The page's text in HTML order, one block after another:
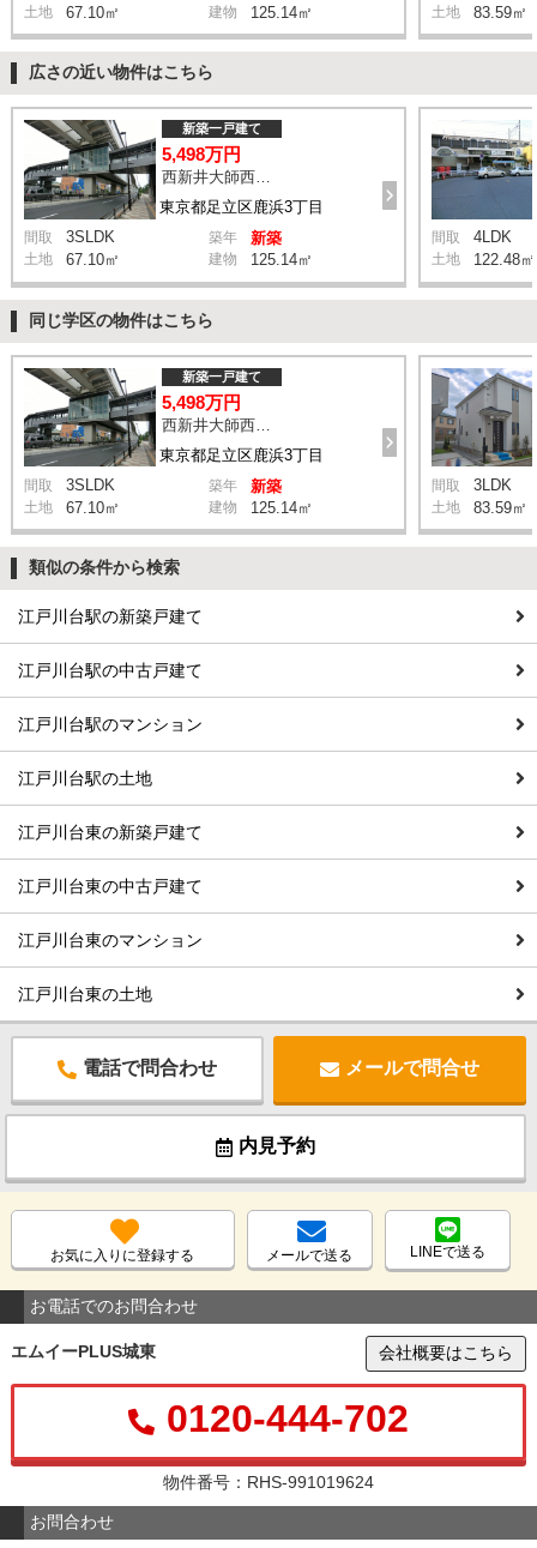
土地 67.10㎡ 建物 125.14㎡ 土地 83.59㎡
広さの近い物件はこちら
東京都足立区鹿浜3丁目
新築一戸建て
5,498万円
西新井大師西駅 鹿浜三丁目交差点 バス14分 停歩4分
間取 3SLDK 築年 新築
土地 67.10㎡ 建物 125.14㎡
間取 4LDK
土地 122.48㎡
同じ学区の物件はこちら
東京都足立区鹿浜3丁目
新築一戸建て
5,498万円
間取 3SLDK 築年 新築
土地 67.10㎡ 建物 125.14㎡
間取 3LDK
土地 83.59㎡
類似の条件から検索
江戸川台駅の新築戸建て
江戸川台駅の中古戸建て
江戸川台駅のマンション
江戸川台駅の土地
江戸川台東の新築戸建て
江戸川台東の中古戸建て
江戸川台東のマンション
江戸川台東の土地
電話で問合わせ メールで問合せ
内見予約
お気に入りに登録する メールで送る LINEで送る
お電話でのお問合わせ
エムイーPLUS城東 会社概要はこちら
0120-444-702
物件番号：RHS-991019624
お問合わせ